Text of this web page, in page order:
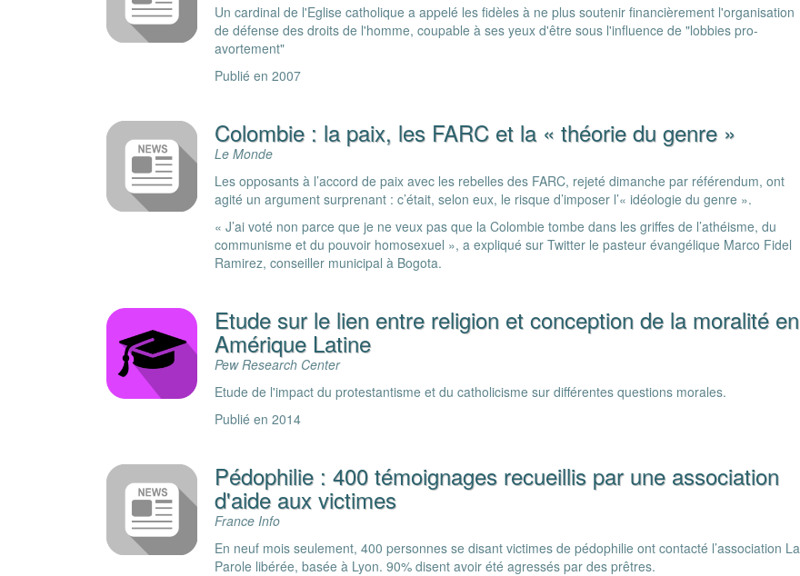
Un cardinal de l'Eglise catholique a appelé les fidèles à ne plus soutenir financièrement l'organisation
de défense des droits de l'homme, coupable à ses yeux d'être sous l'influence de "lobbies pro-
avortement"
Publié en 2007
Colombie : la paix, les FARC et la « théorie du genre »
Le Monde
Les opposants à l’accord de paix avec les rebelles des FARC, rejeté dimanche par référendum, ont
agité un argument surprenant : c’était, selon eux, le risque d’imposer l’« idéologie du genre ».
« J’ai voté non parce que je ne veux pas que la Colombie tombe dans les griffes de l’athéisme, du
communisme et du pouvoir homosexuel », a expliqué sur Twitter le pasteur évangélique Marco Fidel
Ramirez, conseiller municipal à Bogota.
Etude sur le lien entre religion et conception de la moralité en
Amérique Latine
Pew Research Center
Etude de l'impact du protestantisme et du catholicisme sur différentes questions morales.
Publié en 2014
Pédophilie : 400 témoignages recueillis par une association
d'aide aux victimes
France Info
En neuf mois seulement, 400 personnes se disant victimes de pédophilie ont contacté l’association La
Parole libérée, basée à Lyon. 90% disent avoir été agressés par des prêtres.